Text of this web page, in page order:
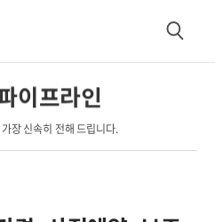
검
이프라인
장 신속히 전해 드립니다.